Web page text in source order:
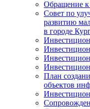
Обращение к
Совет по
развитию
в городе
План
объектов